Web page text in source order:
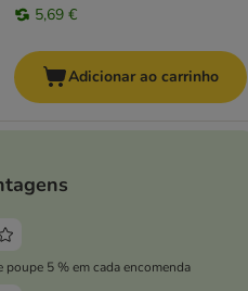
5,69 €
Adicionar ao carrinho
5 % em cada encomenda